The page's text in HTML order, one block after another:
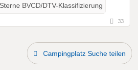
BVCD/DTV-Klassifizierung
33
Campingplatz Suche teilen